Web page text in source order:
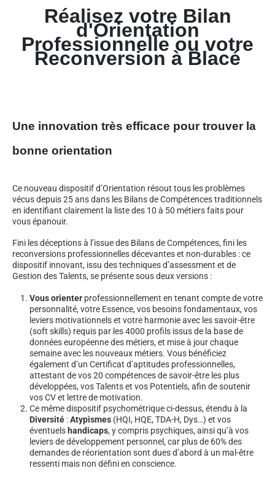
Réalisez votre Bilan
d'Orientation
Professionnelle ou votre
Reconversion à Blacé
Une innovation très efficace pour trouver la
bonne orientation
Ce nouveau dispositif d’Orientation résout tous les problèmes
vécus depuis 25 ans dans les Bilans de Compétences traditionnels
en identifiant clairement la liste des 10 à 50 métiers faits pour
vous épanouir.
Fini les déceptions à l’issue des Bilans de Compétences, fini les
reconversions professionnelles décevantes et non-durables : ce
dispositif innovant, issu des techniques d’assessment et de
Gestion des Talents, se présente sous deux versions :
Vous orienter professionnellement en tenant compte de votre
personnalité, votre Essence, vos besoins fondamentaux, vos
leviers motivationnels et votre harmonie avec les savoir-être
(soft skills) requis par les 4000 profils issus de la base de
données européenne des métiers, et mise à jour chaque
semaine avec les nouveaux métiers. Vous bénéficiez
également d’un Certificat d’aptitudes professionnelles,
attestant de vos 20 compétences de savoir-être les plus
développées, vos Talents et vos Potentiels, afin de soutenir
vos CV et lettre de motivation.
Ce même dispositif psychométrique ci-dessus, étendu à la
Diversité :Atypismes (HQI, HQE, TDA-H, Dys…) et vos
éventuels handicaps, y compris psychiques, ainsi qu’à vos
leviers de développement personnel, car plus de 60% des
demandes de réorientation sont dues d’abord à un mal-être
ressenti mais non défini en conscience.